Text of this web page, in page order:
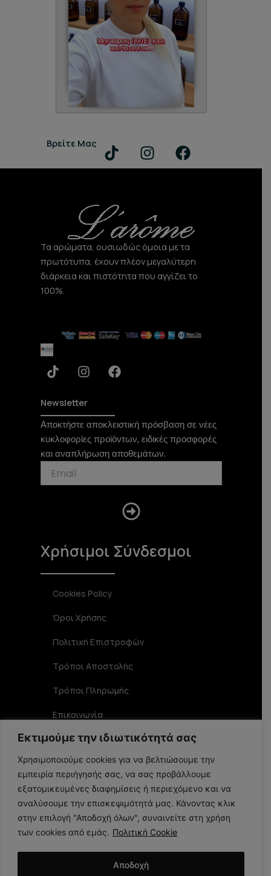
Εκτιμούμε την ιδιωτικότητά σας
Χρησιμοποιούμε cookies για να βελτιώσουμε την
εμπειρία περιήγησής σας, να σας προβάλλουμε
εξατομικευμένες διαφημίσεις ή περιεχόμενο και να
αναλύσουμε την επισκεψιμότητά μας. Κάνοντας κλικ
στην επιλογή "Αποδοχή όλων", συναινείτε στη χρήση
των cookies από εμάς. Πολιτική Cookie
Αποδοχή
Βρείτε Μας
T
i
k
o
k
I
n
s
g
r
a
m
F
a
c
o
k
Τα αρώματα, ουσιωδώς όμοια με τα
πρωτότυπα, έχουν πλέον μεγαλύτερη
διάρκεια και πιστότητα που αγγίζει το
100%.
T
i
t
o
k
I
n
t
a
g
r
a
F
a
b
o
o
k
Newsletter
Αποκτήστε αποκλειστική πρόσβαση σε νέες
κυκλοφορίες προϊόντων, ειδικές προσφορές
και αναπλήρωση αποθεμάτων.
Submit
Χρήσιμοι Σύνδεσμοι
Cookies Policy
Όροι Χρήσης
Πολιτική Επιστροφών
Τρόποι Αποστολής
Τρόποι Πληρωμής
Επικοινωνία
Στοιχεία Επικοινωνίας
Αριστοφάνους 19 TK 15234, Χαλάνδρι
210 6848356
info@larome.gr